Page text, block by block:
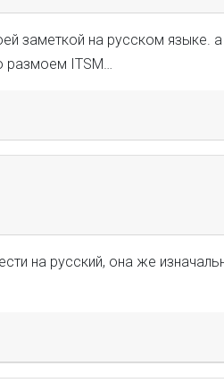
заметкой на русском языке.
размоем ITSM…
на русский, она же